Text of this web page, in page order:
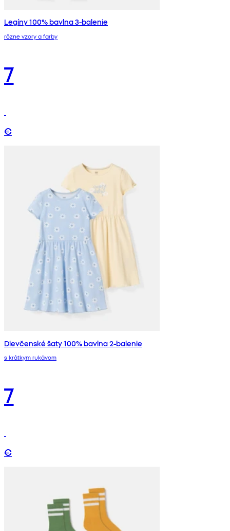
Legíny 100% bavlna 3-balenie
rôzne vzory a farby
7
€
Dievčenské šaty 100% bavlna 2-balenie
s krátkym rukávom
7
€